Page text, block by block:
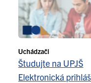
Uchádzači
Študujte na UPJŠ
Elektronická